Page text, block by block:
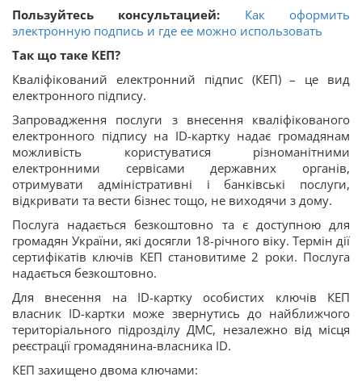
Пользуйтесь консультацией:
Как оформить
электронную подпись и где ее можно использовать
Так що таке КЕП?
Кваліфікований електронний підпис (КЕП) – це вид
електронного підпису.
Запровадження послуги з внесення кваліфікованого
електронного підпису на ID-картку надає громадянам
можливість користуватися різноманітними
електронними сервісами державних органів,
отримувати адміністративні і банківські послуги,
відкривати та вести бізнес тощо, не виходячи з дому.
Послуга надається безкоштовно та є доступною для
громадян України, які досягли 18-річного віку. Термін дії
сертифікатів ключів КЕП становитиме 2 роки. Послуга
надається безкоштовно.
Для внесення на ID-картку особистих ключів КЕП
власник ID-картки може звернутись до найближчого
територіального підрозділу ДМС, незалежно від місця
реєстрації громадянина-власника ID.
КЕП захищено двома ключами: